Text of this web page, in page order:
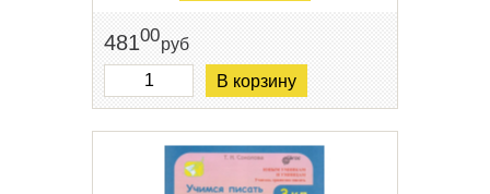
48100руб
В корзину